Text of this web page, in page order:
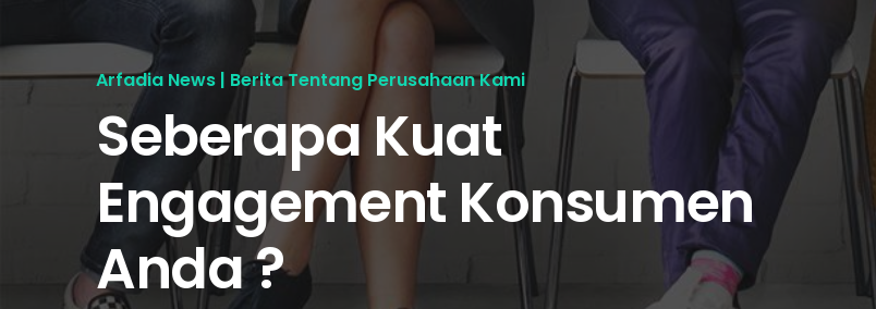
Arfadia News | Berita Tentang Perusahaan Kami
Seberapa Kuat
Engagement Konsumen
Anda ?